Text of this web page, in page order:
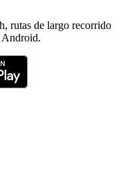
rutas de largo recorrido
Android.